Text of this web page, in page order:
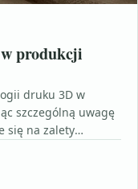
produkcji
druku 3D w
szczególną uwagę
się na zalety